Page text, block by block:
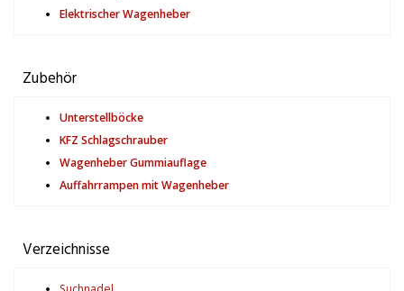
Elektrischer Wagenheber
Zubehör
Unterstellböcke
KFZ Schlagschrauber
Wagenheber Gummiauflage
Auffahrrampen mit Wagenheber
Verzeichnisse